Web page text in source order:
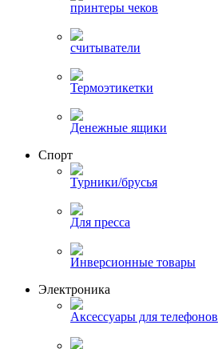
принтеры чеков
считыватели
Термоэтикетки
Денежные ящики
Спорт
Турники/брусья
Для пресса
Инверсионные товары
Электроника
Аксессуары для телефонов